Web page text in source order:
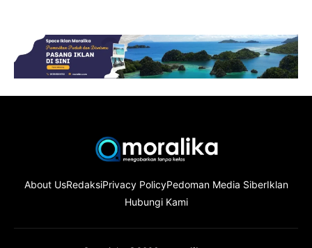
About UsRedaksiPrivacy PolicyPedoman Media SiberIklan
Hubungi Kami